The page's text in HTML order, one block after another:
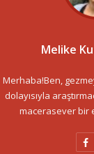
Melike
Merhaba!Ben,
dolayısıyla
macerasever bir